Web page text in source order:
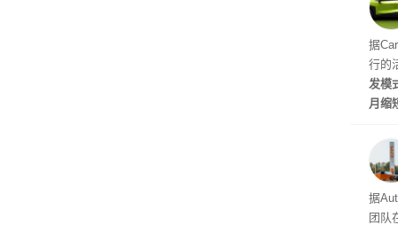
的做
据
行的
发模
月缩
天
据
团队